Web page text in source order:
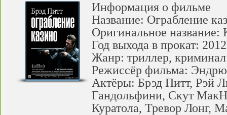
Информация о фильме
Название: Ограбление
Оригинальное
Год выхода в прокат: 2012
Жанр: триллер, криминал
Режиссёр фильма:
Актёры: Брэд Питт, Рэй
Гандольфини, Скут
Куратола, Тревор Лонг,